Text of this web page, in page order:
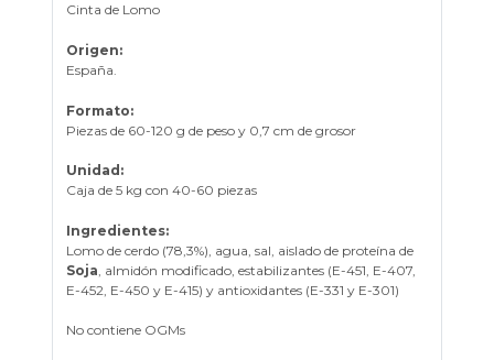
Cinta de Lomo
Origen:
España.
Formato:
Piezas de 60-120 g de peso y 0,7 cm de grosor
Unidad:
Caja de 5 kg con 40-60 piezas
Ingredientes:
Lomo de cerdo (78,3%), agua, sal, aislado de proteína de
Soja , almidón modificado, estabilizantes (E-451, E-407,
E-452, E-450 y E-415) y antioxidantes (E-331 y E-301)
No contiene OGMs